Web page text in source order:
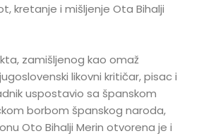
kretanje i mišljenje Ota Bihalji
zamišljenog kao omaž
likovni kritičar, pisac i
uspostavio sa španskom
borbom španskog naroda,
Oto Bihalji Merin otvorena je i